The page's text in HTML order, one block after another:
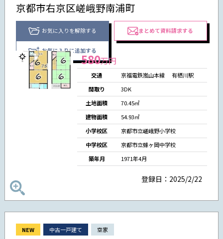
京都市右京区嵯峨野南浦町
お気に入りを解除する
お気に入りに追加する
まとめて資料請求する
580万円
交通 京福電鉄嵐山本線 有栖川駅
間取り
3DK
土地面積
70.45㎡
建物面積
54.93㎡
小学校区
京都市立嵯峨野小学校
中学校区
京都市立蜂ヶ岡中学校
築年月
1971年4月
登録日：2025/2/22
NEW 中古一戸建て 空家